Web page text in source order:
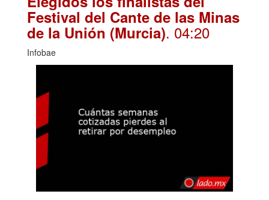
Festival del Cante de las Minas
de la Unión (Murcia). 04:20
Infobae